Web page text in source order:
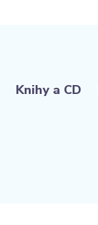
Knihy a CD